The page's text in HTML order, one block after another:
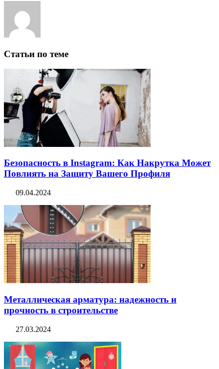
Статьи по теме
Безопасность в Instagram: Как Накрутка Может
Повлиять на Защиту Вашего Профиля
09.04.2024
Металлическая арматура: надежность и
прочность в строительстве
27.03.2024